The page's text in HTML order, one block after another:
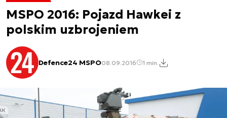
MSPO 2016: Pojazd Hawkei z
polskim uzbrojeniem
Defence24 MSPO08.09.2016 1 min.